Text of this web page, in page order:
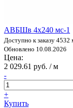
АВБШв 4х240 мс-1
Доступно к заказу 4532
Обновлено 10.08.2026
Цена:
2 029.61 руб. / м
-
+
Купить